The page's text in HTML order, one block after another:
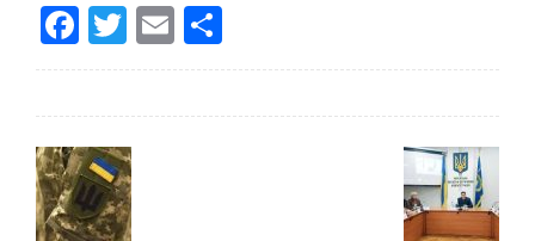
Fa
ce
o
o
k
T
wi
er
E
m h